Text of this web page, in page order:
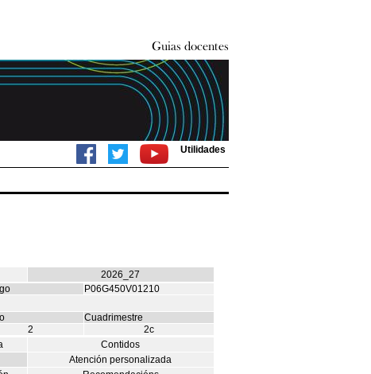
Utilidades
2026_27
P06G450V01210
Cuadrimestre
2
2c
Contidos
Atención personalizada